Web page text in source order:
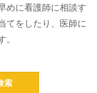
めに看護師に相談す
てをしたり、医師に